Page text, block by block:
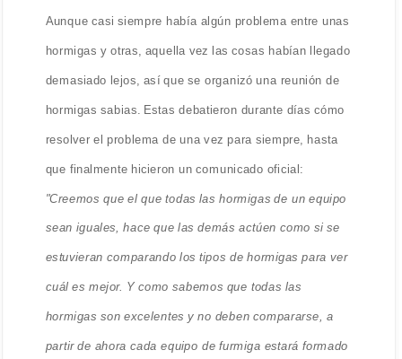
Aunque casi siempre había algún problema entre unas
hormigas y otras, aquella vez las cosas habían llegado
demasiado lejos, así que se organizó una reunión de
hormigas sabias. Estas debatieron durante días cómo
resolver el problema de una vez para siempre, hasta
que finalmente hicieron un comunicado oficial:
"Creemos que el que todas las hormigas de un equipo
sean iguales, hace que las demás actúen como si se
estuvieran comparando los tipos de hormigas para ver
cuál es mejor. Y como sabemos que todas las
hormigas son excelentes y no deben compararse, a
partir de ahora cada equipo de furmiga estará formado